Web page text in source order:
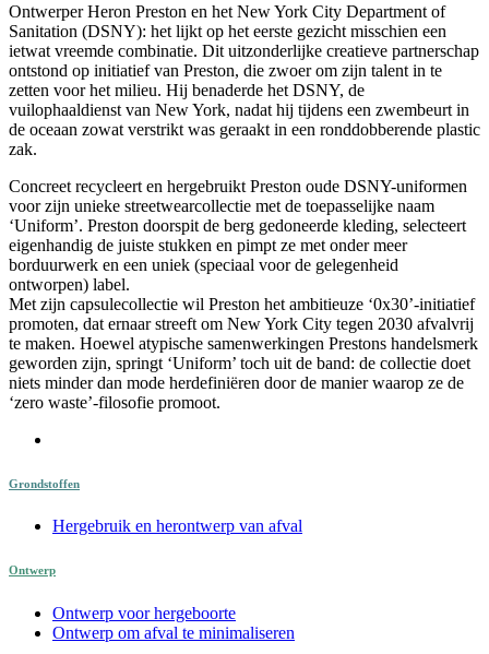
Ontwerper Heron Preston en het New York City Department of
Sanitation (DSNY): het lijkt op het eerste gezicht misschien een
ietwat vreemde combinatie. Dit uitzonderlijke creatieve partnerschap
ontstond op initiatief van Preston, die zwoer om zijn talent in te
zetten voor het milieu. Hij benaderde het DSNY, de
vuilophaaldienst van New York, nadat hij tijdens een zwembeurt in
de oceaan zowat verstrikt was geraakt in een ronddobberende plastic
zak.
Concreet recycleert en hergebruikt Preston oude DSNY-uniformen
voor zijn unieke streetwearcollectie met de toepasselijke naam
‘Uniform’. Preston doorspit de berg gedoneerde kleding, selecteert
eigenhandig de juiste stukken en pimpt ze met onder meer
borduurwerk en een uniek (speciaal voor de gelegenheid
ontworpen) label.
Met zijn capsulecollectie wil Preston het ambitieuze ‘0x30’-initiatief
promoten, dat ernaar streeft om New York City tegen 2030 afvalvrij
te maken. Hoewel atypische samenwerkingen Prestons handelsmerk
geworden zijn, springt ‘Uniform’ toch uit de band: de collectie doet
niets minder dan mode herdefiniëren door de manier waarop ze de
‘zero waste’-filosofie promoot.
Grondstoffen
Hergebruik en herontwerp van afval
Ontwerp
Ontwerp voor hergeboorte
Ontwerp om afval te minimaliseren